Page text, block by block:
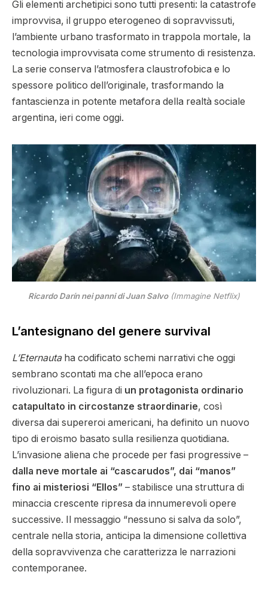
Gli elementi archetipici sono tutti presenti: la catastrofe
improvvisa, il gruppo eterogeneo di sopravvissuti,
l’ambiente urbano trasformato in trappola mortale, la
tecnologia improvvisata come strumento di resistenza.
La serie conserva l’atmosfera claustrofobica e lo
spessore politico dell’originale, trasformando la
fantascienza in potente metafora della realtà sociale
argentina, ieri come oggi.
Ricardo Darín nei panni di Juan Salvo(Immagine Netflix)
L’antesignano del genere survival
L’Eternautaha codificato schemi narrativi che oggi
sembrano scontati ma che all’epoca erano
rivoluzionari. La figura di un protagonista ordinario
catapultato in circostanze straordinarie, così
diversa dai supereroi americani, ha definito un nuovo
tipo di eroismo basato sulla resilienza quotidiana.
L’invasione aliena che procede per fasi progressive –
dalla neve mortale ai “cascarudos”, dai “manos”
fino ai misteriosi “Ellos” – stabilisce una struttura di
minaccia crescente ripresa da innumerevoli opere
successive. Il messaggio “nessuno si salva da solo”,
centrale nella storia, anticipa la dimensione collettiva
della sopravvivenza che caratterizza le narrazioni
contemporanee.